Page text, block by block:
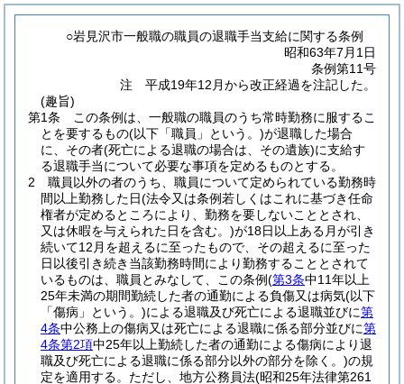
○岩見沢市一般職の職員の退職手当支給に関する条例
昭和63年7月1日
条例第11号
注 平成19年12月から改正経過を注記した。
(趣旨)
第1条
この条例は、一般職の職員のうち常時勤務に服するこ
とを要するもの(以下「職員」という。)が退職した場合
に、その者(死亡による退職の場合は、その遺族)に支給す
る退職手当について必要な事項を定めるものとする。
2
職員以外の者のうち、職員について定められている勤務時
間以上勤務した日(法令又は条例若しくはこれに基づき任命
権者が定めるところにより、勤務を要しないこととされ、
又は休暇を与えられた日を含む。)が18日以上ある月が引き
続いて12月を超えるに至ったもので、その超えるに至った
日以後引き続き当該勤務時間により勤務することとされて
いるものは、職員とみなして、この条例(第3条中11年以上
25年未満の期間勤続した者の通勤による負傷又は病気(以下
「傷病」という。)による退職及び死亡による退職並びに第
4条中公務上の傷病又は死亡による退職に係る部分並びに第
4条第2項中25年以上勤続した者の通勤による傷病により退
職及び死亡による退職に係る部分以外の部分を除く。)の規
定を適用する。 ただし、地方公務員法(昭和25年法律第261